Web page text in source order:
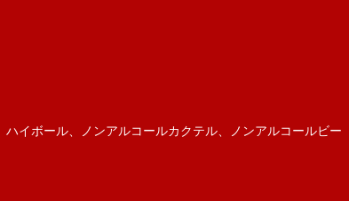
イボール、ノンアルコールカクテル、ノンアルコールビー